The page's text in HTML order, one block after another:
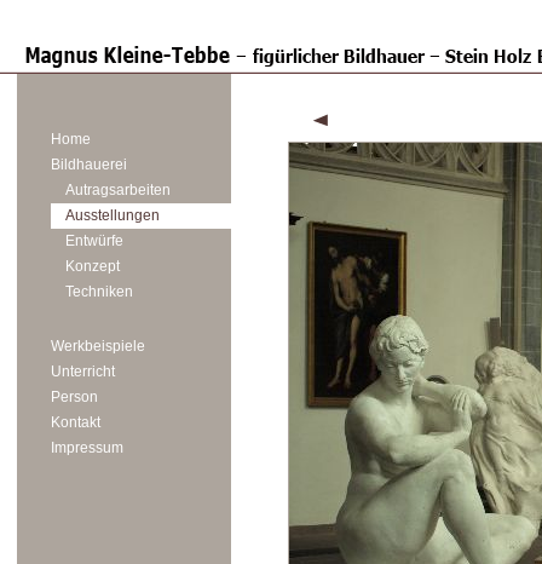
Home
Bildhauerei
Autragsarbeiten
Ausstellungen
Entwürfe
Konzept
Techniken
Werkbeispiele
Unterricht
Person
Kontakt
Impressum